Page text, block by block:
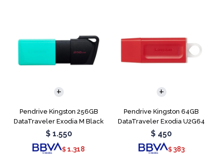
Pendrive Kingston 256GB
DataTraveler Exodia M Black
Teal
$ 1.550
$ 1.318
Pendrive Kingston 64GB
DataTraveler Exodia U2G64
Red
$ 450
$ 383